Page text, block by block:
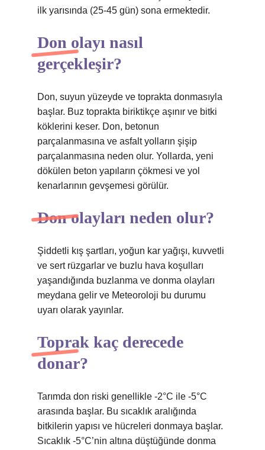
ilk yarısında (25-45 gün) sona ermektedir.
Don olayı nasıl
gerçekleşir?
Don, suyun yüzeyde ve toprakta donmasıyla
başlar. Buz toprakta biriktikçe aşınır ve bitki
köklerini keser. Don, betonun
parçalanmasına ve asfalt yolların şişip
parçalanmasına neden olur. Yollarda, yeni
dökülen beton yapıların çökmesi ve yol
kenarlarının gevşemesi görülür.
Don olayları neden olur?
Şiddetli kış şartları, yoğun kar yağışı, kuvvetli
ve sert rüzgarlar ve buzlu hava koşulları
yaşandığında buzlanma ve donma olayları
meydana gelir ve Meteoroloji bu durumu
uyarı olarak yayınlar.
Toprak kaç derecede
donar?
Tarımda don riski genellikle -2°C ile -5°C
arasında başlar. Bu sıcaklık aralığında
bitkilerin yapısı ve hücreleri donmaya başlar.
Sıcaklık -5°C’nin altına düştüğünde donma